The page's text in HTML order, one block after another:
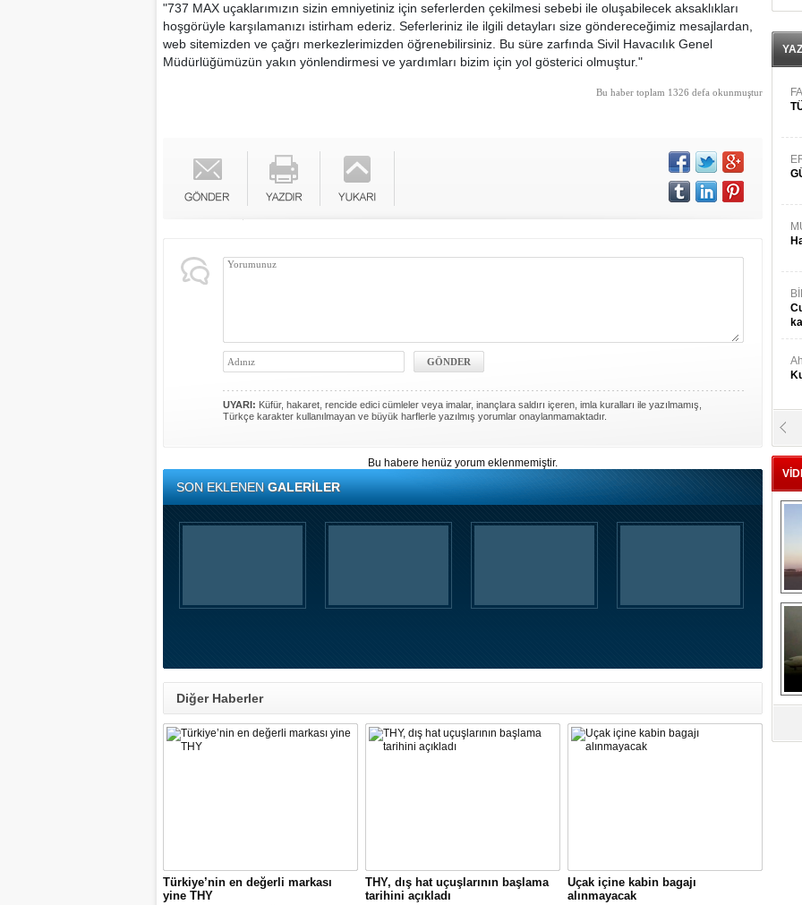
"737 MAX uçaklarımızın sizin emniyetiniz için seferlerden çekilmesi sebebi ile oluşabilecek aksaklıkları
hoşgörüyle karşılamanızı istirham ederiz. Seferleriniz ile ilgili detayları size göndereceğimiz mesajlardan,
web sitemizden ve çağrı merkezlerimizden öğrenebilirsiniz. Bu süre zarfında Sivil Havacılık Genel
Müdürlüğümüzün yakın yönlendirmesi ve yardımları bizim için yol gösterici olmuştur."
Bu haber toplam 1326 defa okunmuştur
UYARI: Küfür, hakaret, rencide edici cümleler veya imalar, inançlara saldırı içeren, imla kuralları ile yazılmamış,
Türkçe karakter kullanılmayan ve büyük harflerle yazılmış yorumlar onaylanmamaktadır.
Bu habere henüz yorum eklenmemiştir.
SON EKLENENGALERİLER
Diğer Haberler
Türkiye’nin en değerli markası
yine THY
THY, dış hat uçuşlarının başlama
tarihini açıkladı
Uçak içine kabin bagajı
alınmayacak